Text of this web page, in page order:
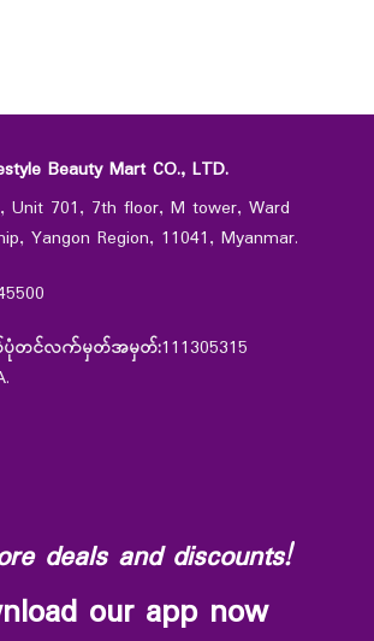
Beauty Mart CO., LTD.
Unit 701, 7th floor, M tower, Ward
Yangon Region, 11041, Myanmar.
မှတ်ပုံတင်လက်မှတ်အမှတ်:111305315
deals and discounts!
our app now